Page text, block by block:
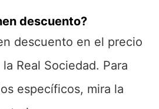
descuento?
descuento en el precio
Real Sociedad. Para
específicos, mira la